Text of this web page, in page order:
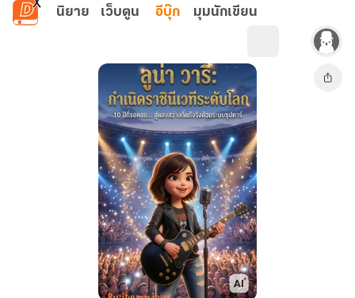
ข้ามไปยังเนื้อหาหลัก
นิยาย เว็บตูน อีบุ๊ก มุมนักเขียน